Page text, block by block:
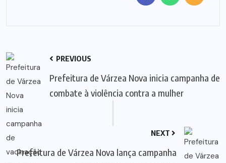
PREVIOUS
Prefeitura de Várzea Nova inicia campanha de
combate à violência contra a mulher
NEXT
Prefeitura de Várzea Nova lança campanha